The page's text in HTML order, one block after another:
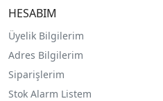
HESABIM
Üyelik Bilgilerim
Adres Bilgilerim
Siparişlerim
Stok Alarm Listem